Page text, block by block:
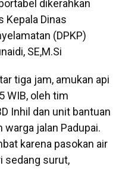
dikerahkan
Kepala Dinas
(DPKP)
SE,M.Si
tiga jam, amukan api
WIB, oleh tim
Inhil dan unit bantuan
warga jalan Padupai.
karena pasokan air
sedang surut,